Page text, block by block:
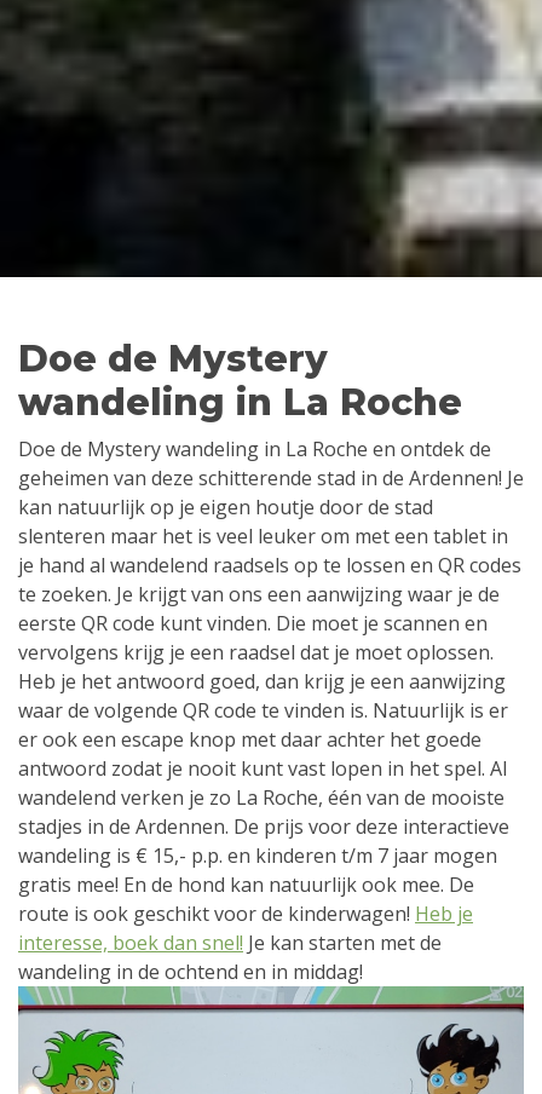
Doe de Mystery
wandeling in La Roche
Doe de Mystery wandeling in La Roche en ontdek de
geheimen van deze schitterende stad in de Ardennen! Je
kan natuurlijk op je eigen houtje door de stad
slenteren maar het is veel leuker om met een tablet in
je hand al wandelend raadsels op te lossen en QR codes
te zoeken. Je krijgt van ons een aanwijzing waar je de
eerste QR code kunt vinden. Die moet je scannen en
vervolgens krijg je een raadsel dat je moet oplossen.
Heb je het antwoord goed, dan krijg je een aanwijzing
waar de volgende QR code te vinden is. Natuurlijk is er
er ook een escape knop met daar achter het goede
antwoord zodat je nooit kunt vast lopen in het spel. Al
wandelend verken je zo La Roche, één van de mooiste
stadjes in de Ardennen. De prijs voor deze interactieve
wandeling is € 15,- p.p. en kinderen t/m 7 jaar mogen
gratis mee! En de hond kan natuurlijk ook mee. De
route is ook geschikt voor de kinderwagen! Heb je
interesse, boek dan snel! Je kan starten met de
wandeling in de ochtend en in middag!